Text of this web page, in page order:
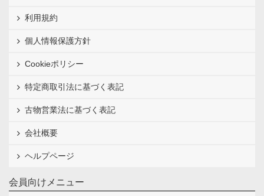
利用規約
個人情報保護方針
Cookieポリシー
特定商取引法に基づく表記
古物営業法に基づく表記
会社概要
ヘルプページ
会員向けメニュー